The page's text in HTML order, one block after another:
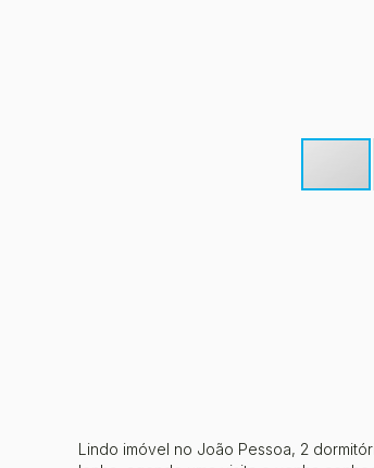
Lindo imóvel no João Pessoa, 2